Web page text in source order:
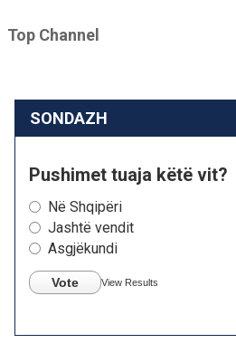
Top Channel
SONDAZH
Pushimet tuaja këtë vit?
Në Shqipëri
Jashtë vendit
Asgjëkundi
Vote View Results